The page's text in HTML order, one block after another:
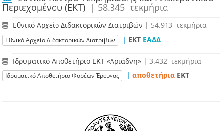
Περιεχομένου (ΕΚΤ) | 58.345 τεκμήρια
Εθνικό Αρχείο Διδακτορικών Διατριβών | 54.913 τεκμήρια
Εθνικό Αρχείο Διδακτορικών Διατριβών | ΕΚΤ ΕΑΔΔ
Ιδρυματικό Αποθετήριο ΕΚΤ «Αριάδνη» | 3.432 τεκμήρια
Ιδρυματικό Αποθετήριο Φορέων Έρευνας | αποθετήρια EKT